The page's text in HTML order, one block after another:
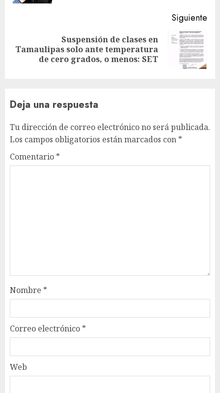
Siguiente
Siguiente
entrada:
Suspensión de clases en
Tamaulipas solo ante temperatura
de cero grados, o menos: SET
Deja una respuesta
Tu dirección de correo electrónico no será publicada.
Los campos obligatorios están marcados con *
Comentario *
Nombre *
Correo electrónico *
Web